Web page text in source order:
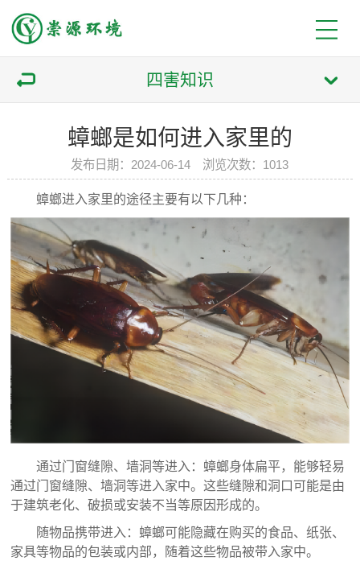
四害知识
蟑螂是如何进入家里的
发布日期：2024-06-14 浏览次数：1013
蟑螂进入家里的途径主要有以下几种：
通过门窗缝隙、墙洞等进入：蟑螂身体扁平，能够轻易
通过门窗缝隙、墙洞等进入家中。这些缝隙和洞口可能是由
于建筑老化、破损或安装不当等原因形成的。
随物品携带进入：蟑螂可能隐藏在购买的食品、纸张、
家具等物品的包装或内部，随着这些物品被带入家中。